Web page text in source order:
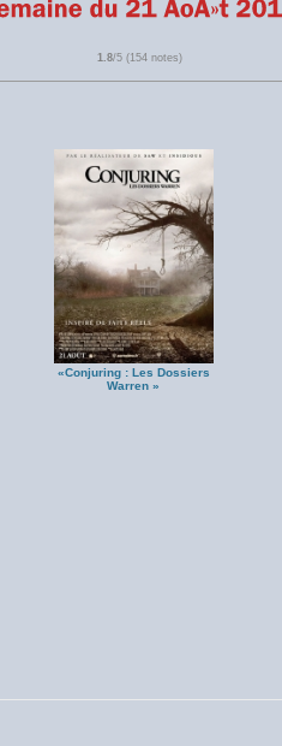
1.8/5 (154 notes)
«Conjuring : Les Dossiers
Warren »